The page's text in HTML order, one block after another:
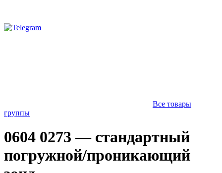
Все товары
группы
0604 0273 — стандартный
погружной/проникающий